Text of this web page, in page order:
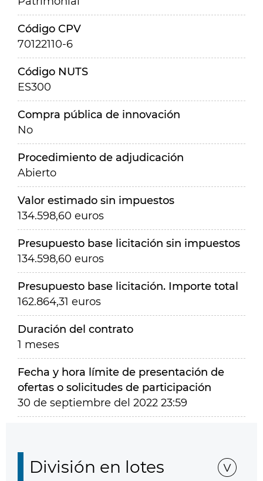
Código CPV
70122110-6
Código NUTS
ES300
Compra pública de innovación
No
Procedimiento de adjudicación
Abierto
Valor estimado sin impuestos
134.598,60 euros
Presupuesto base licitación sin impuestos
134.598,60 euros
Presupuesto base licitación. Importe total
162.864,31 euros
Duración del contrato
1 meses
Fecha y hora límite de presentación de
ofertas o solicitudes de participación
30 de septiembre del 2022 23:59
División en lotes